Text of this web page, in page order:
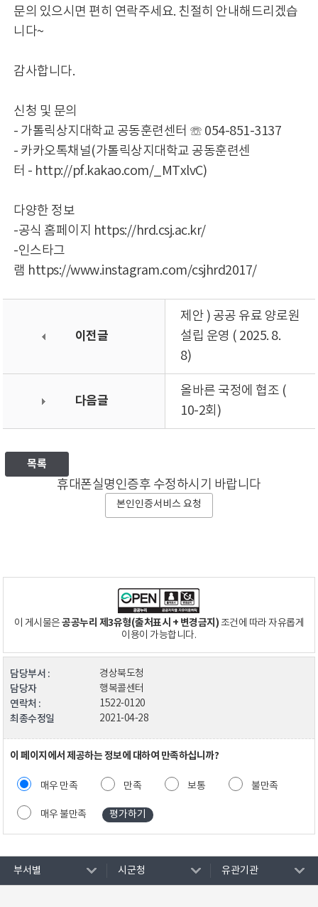
문의 있으시면 편히 연락주세요. 친절히 안내해드리겠습
니다~
감사합니다.
신청 및 문의
- 가톨릭상지대학교 공동훈련센터 ☏ 054-851-3137
- 카카오톡채널(가톨릭상지대학교 공동훈련센
터 - http://pf.kakao.com/_MTxlvC)
다양한 정보
-공식 홈페이지 https://hrd.csj.ac.kr/
-인스타그
램 https://www.instagram.com/csjhrd2017/
이전글
제안 ) 공공 유료 양로원
설립 운영 ( 2025. 8.
8)
다음글
올바른 국정에 협조 (
10-2회)
목록
휴대폰실명인증후 수정하시기 바랍니다
본인인증서비스 요청
이 게시물은공공누리 제3유형(출처표시 + 변경금지)조건에 따라 자유롭게
이용이 가능합니다.
담당부서 : 경상북도청
담당자 행복콜센터
연락처 : 1522-0120
최종수정일 2021-04-28
이 페이지에서 제공하는 정보에 대하여 만족하십니까?
매우 만족 만족 보통 불만족
매우 불만족
부서별 시군청 유관기관